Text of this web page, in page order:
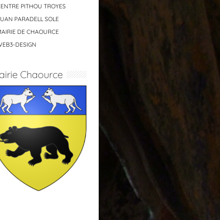
PITHOU TROYES
PARADELL SOLE
DE CHAOURCE
DESIGN
Chaource